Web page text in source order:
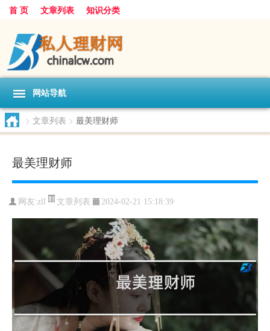
首 页 文章列表 知识分类
网站导航
> 文章列表 > 最美理财师
最美理财师
网友:zll 文章列表 2024-02-21 15:18:39